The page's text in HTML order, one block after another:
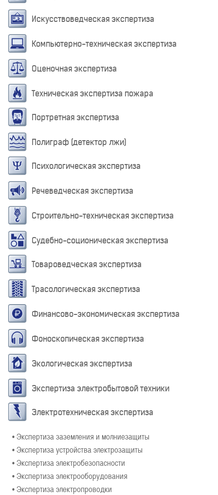
Искусствоведческая экспертиза
Компьютерно-техническая экспертиза
Оценочная экспертиза
Техническая экспертиза пожара
Портретная экспертиза
Полиграф (детектор лжи)
Психологическая экспертиза
Речеведческая экспертиза
Строительно-техническая экспертиза
Судебно-соционическая экспертиза
Товароведческая экспертиза
Трасологическая экспертиза
Финансово-экономическая экспертиза
Фоноскопическая экспертиза
Экологическая экспертиза
Экспертиза электробытовой техники
Электротехническая экспертиза
• Экспертиза заземления и молниезащиты
• Экспертиза устройства электрозащиты
• Экспертиза электробезопасности
• Экспертиза электрооборудования
• Экспертиза электропроводки